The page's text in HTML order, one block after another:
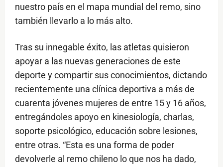
nuestro país en el mapa mundial del remo, sino
también llevarlo a lo más alto.
Tras su innegable éxito, las atletas quisieron
apoyar a las nuevas generaciones de este
deporte y compartir sus conocimientos, dictando
recientemente una clínica deportiva a más de
cuarenta jóvenes mujeres de entre 15 y 16 años,
entregándoles apoyo en kinesiología, charlas,
soporte psicológico, educación sobre lesiones,
entre otras. “Esta es una forma de poder
devolverle al remo chileno lo que nos ha dado,